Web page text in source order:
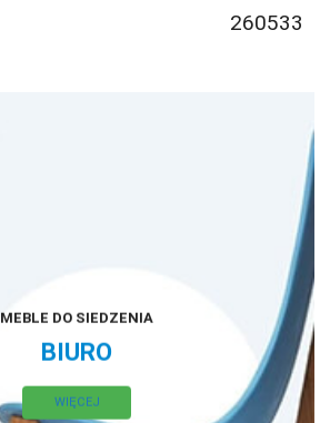
260533
MEBLE DO SIEDZENIA
BIURO
WIĘCEJ